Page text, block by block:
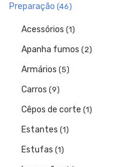
Preparação (46)
Acessórios (1)
Apanha fumos (2)
Armários (5)
Carros (9)
Cêpos de corte (1)
Estantes (1)
Estufas (1)